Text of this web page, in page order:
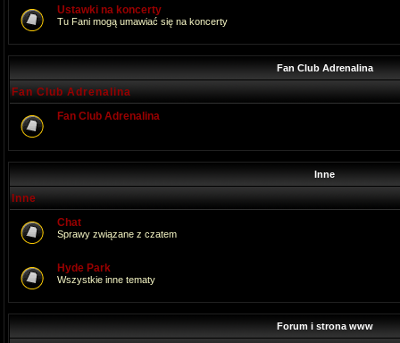
Ustawki na koncerty
Tu Fani mogą umawiać się na koncerty
Fan Club Adrenalina
Fan Club Adrenalina
Fan Club Adrenalina
Inne
Inne
Chat
Sprawy związane z czatem
Hyde Park
Wszystkie inne tematy
Forum i strona www